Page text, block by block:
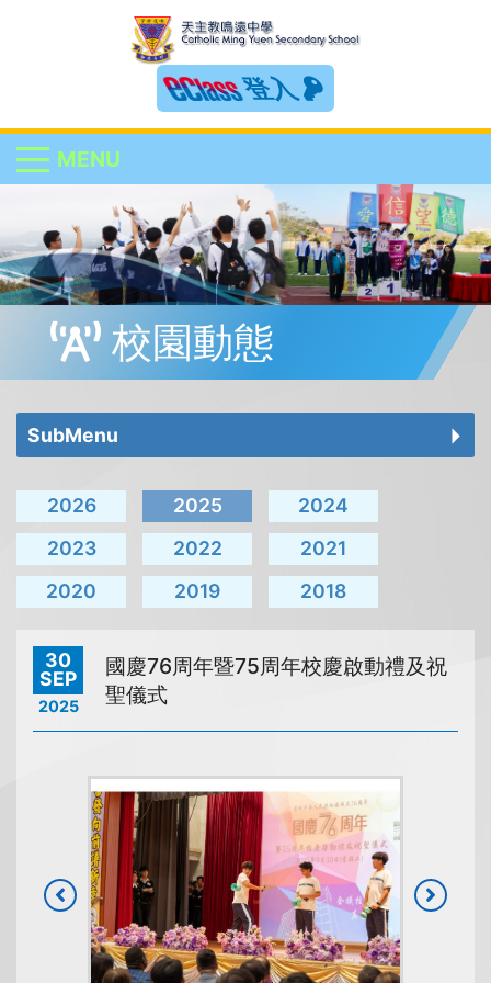
登入
MENU
校園動態
SubMenu
2026 2025
2024
2023
2022
2021
2020
2019 2018
30
SEP
2025
國慶76周年暨75周年校慶啟動禮及祝
聖儀式